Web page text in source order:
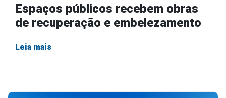
Espaços públicos recebem obras
de recuperação e embelezamento
Leia mais